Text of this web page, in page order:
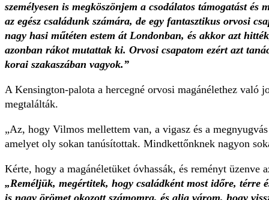
személyesen is megköszönjem a csodálatos támogatást
az egész családunk számára, de egy fantasztikus orvosi
nagy hasi műtéten estem át Londonban, és akkor azt
azonban rákot mutattak ki. Orvosi csapatom ezért azt
korai szakaszában vagyok.”
A Kensington-palota a hercegné orvosi magánélethez való
megtalálták.
„Az, hogy Vilmos mellettem van, a vigasz és a
amelyet oly sokan tanúsítottak. Mindkettőnknek nagyon
Kérte, hogy a magánéletüket óvhassák, és reményt üzenve
„Reméljük, megértitek, hogy családként most időre, térre